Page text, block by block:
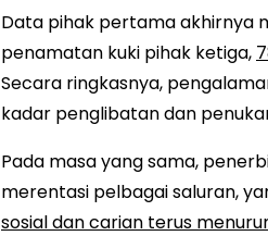
Data pihak pertama akhirnya
penamatan kuki pihak ketiga,
Secara ringkasnya,
kadar penglibatan dan
Pada masa yang sama,
merentasi pelbagai saluran,
sosial dan carian terus